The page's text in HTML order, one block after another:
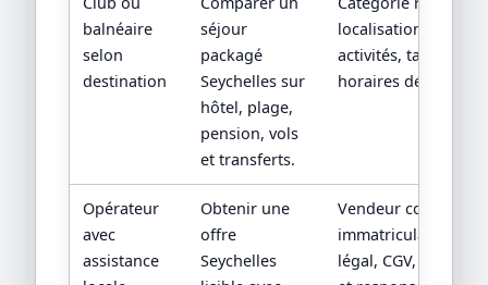
balnéaire
selon
destination
séjour
packagé
Seychelles sur
hôtel, plage,
pension, vols
et transferts.
localisation,
activités, taxes et
horaires de vols.
Opérateur
avec
assistance
Obtenir une
offre
Seychelles
Vendeur
immatriculation/
légal, CGV,